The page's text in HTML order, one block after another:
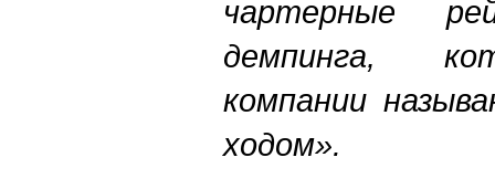
чартерные
демпинга,
компании
ходом».